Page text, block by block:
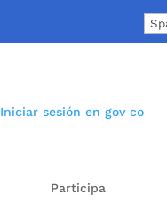
Iniciar sesión en gov co
Participa